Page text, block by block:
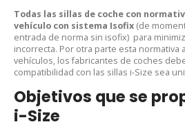
Todas las sillas de coche con
vehículo con sistema Isofix (de
entrada de norma sin isofix) para
incorrecta. Por otra parte esta normativa
vehículos, los fabricantes de coches
compatibilidad con las sillas i-Size sea
Objetivos que se
i-Size